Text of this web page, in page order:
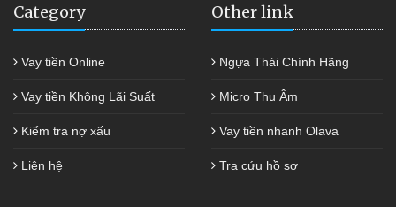
Category
Vay tiền Online
Vay tiền Không Lãi Suất
Kiểm tra nợ xấu
Liên hệ
Other link
Ngựa Thái Chính Hãng
Micro Thu Âm
Vay tiền nhanh Olava
Tra cứu hồ sơ